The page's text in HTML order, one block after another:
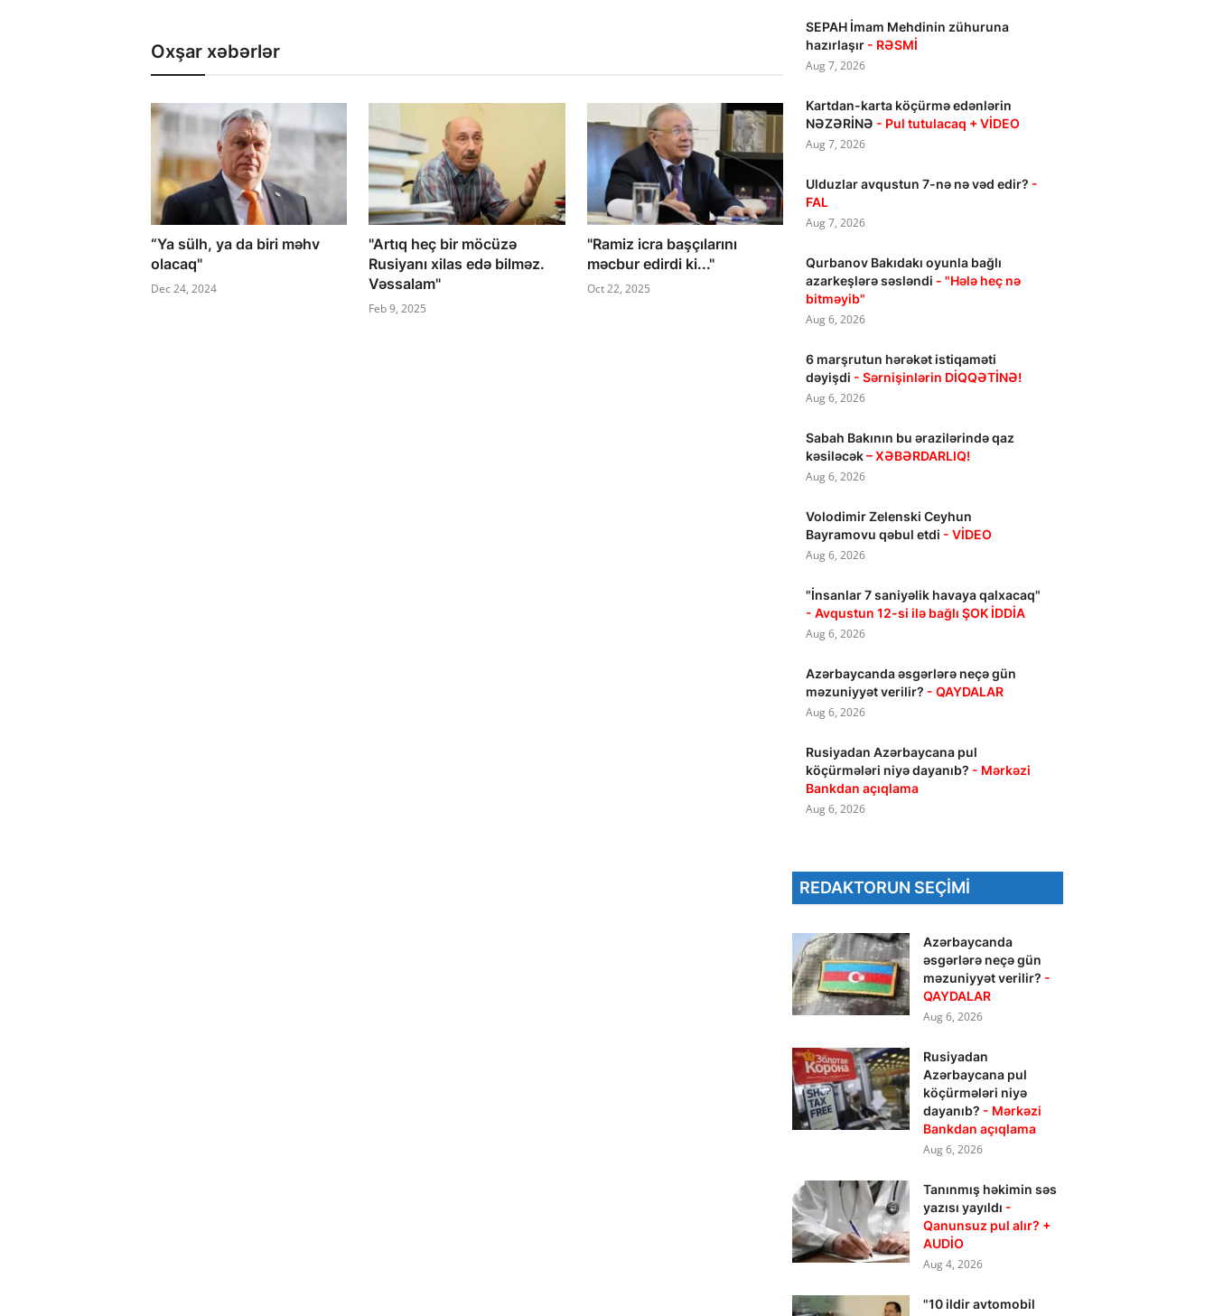
Oxşar xəbərlər
“Ya sülh, ya da biri məhv
olacaq"
Dec 24, 2024
"Artıq heç bir möcüzə
Rusiyanı xilas edə bilməz.
Vəssalam"
Feb 9, 2025
"Ramiz icra başçılarını
məcbur edirdi ki..."
Oct 22, 2025
SEPAH İmam Mehdinin zühuruna
hazırlaşır - RƏSMİ
Aug 7, 2026
Kartdan-karta köçürmə edənlərin
NƏZƏRİNƏ - Pul tutulacaq + VİDEO
Aug 7, 2026
Ulduzlar avqustun 7-nə nə vəd edir? -
FAL
Aug 7, 2026
Qurbanov Bakıdakı oyunla bağlı
azarkeşlərə səsləndi - "Hələ heç nə
bitməyib"
Aug 6, 2026
6 marşrutun hərəkət istiqaməti
dəyişdi - Sərnişinlərin DİQQƏTİNƏ!
Aug 6, 2026
Sabah Bakının bu ərazilərində qaz
kəsiləcək– XƏBƏRDARLIQ!
Aug 6, 2026
Volodimir Zelenski Ceyhun
Bayramovu qəbul etdi - VİDEO
Aug 6, 2026
"İnsanlar 7 saniyəlik havaya qalxacaq"
- Avqustun 12-si ilə bağlı ŞOK İDDİA
Aug 6, 2026
Azərbaycanda əsgərlərə neçə gün
məzuniyyət verilir? - QAYDALAR
Aug 6, 2026
Rusiyadan Azərbaycana pul
köçürmələri niyə dayanıb? - Mərkəzi
Bankdan açıqlama
Aug 6, 2026
REDAKTORUN SEÇIMI
Azərbaycanda
əsgərlərə neçə gün
məzuniyyət verilir? -
QAYDALAR
Aug 6, 2026
Rusiyadan
Azərbaycana pul
köçürmələri niyə
dayanıb? - Mərkəzi
Bankdan açıqlama
Aug 6, 2026
Tanınmış həkimin səs
yazısı yayıldı -
Qanunsuz pul alır? +
AUDİO
Aug 4, 2026
"10 ildir avtomobil